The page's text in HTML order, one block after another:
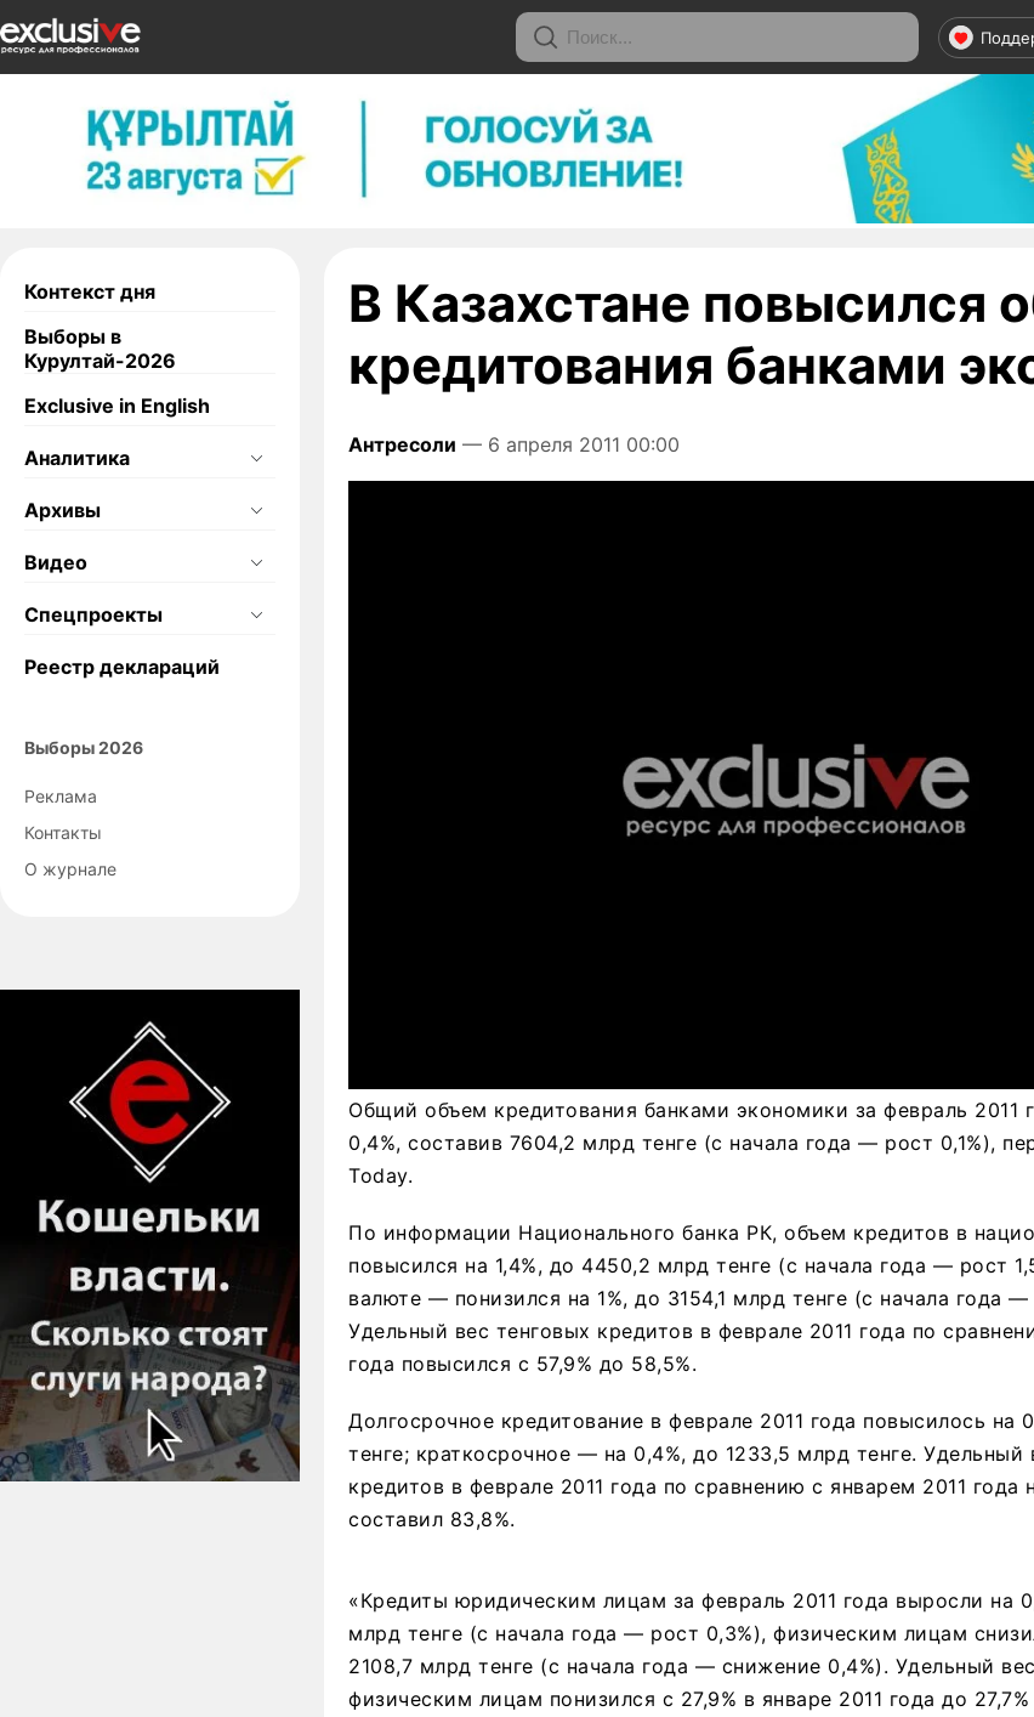
Контекст дня
Выборы в
Курултай-2026
Exclusive in English
Аналитика
Архивы
Видео
Спецпроекты
Реестр деклараций
Выборы 2026
Реклама
Контакты
О журнале
В Казахстане повысился
кредитования банками
Антресоли — 6 апреля 2011 00:00
Общий объем кредитования банками экономики за февраль 2011
0,4%, составив 7604,2 млрд тенге (с начала года — рост 0,1%),
Today.
По информации Национального банка РК, объем кредитов в
повысился на 1,4%, до 4450,2 млрд тенге (с начала года — рост
валюте — понизился на 1%, до 3154,1 млрд тенге (с начала года —
Удельный вес тенговых кредитов в феврале 2011 года по
года повысился с 57,9% до 58,5%.
Долгосрочное кредитование в феврале 2011 года повысилось на
тенге; краткосрочное — на 0,4%, до 1233,5 млрд тенге. Удельный
кредитов в феврале 2011 года по сравнению с январем 2011 года
составил 83,8%.
«Кредиты юридическим лицам за февраль 2011 года выросли на
млрд тенге (с начала года — рост 0,3%), физическим лицам
2108,7 млрд тенге (с начала года — снижение 0,4%). Удельный
физическим лицам понизился с 27,9% в январе 2011 года до